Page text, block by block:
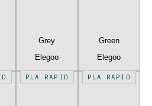
Grey
Elegoo
Green
Elegoo
PLA RAPID PLA RAPID